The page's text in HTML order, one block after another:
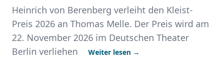
Heinrich von Berenberg verleiht den Kleist-
Preis 2026 an Thomas Melle. Der Preis wird am
22. November 2026 im Deutschen Theater
Berlin verliehen
Weiter lesen →